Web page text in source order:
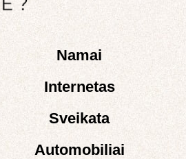
Namai
Internetas
Sveikata
Automobiliai